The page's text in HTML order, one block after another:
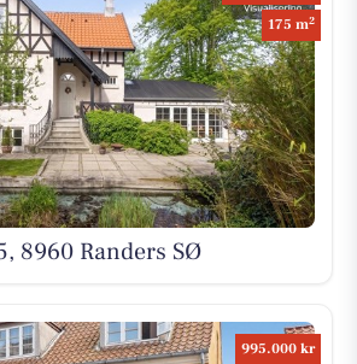
175 m2
8960 Randers SØ
995.000 kr